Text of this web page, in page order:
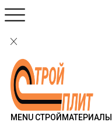
MENU СТРОЙМАТЕРИАЛЫ